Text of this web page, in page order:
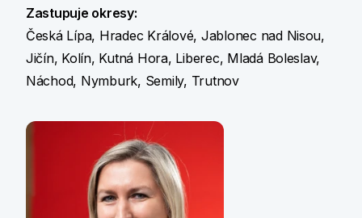
Zastupuje okresy:
Česká Lípa, Hradec Králové, Jablonec nad Nisou,
Jičín, Kolín, Kutná Hora, Liberec, Mladá Boleslav,
Náchod, Nymburk, Semily, Trutnov